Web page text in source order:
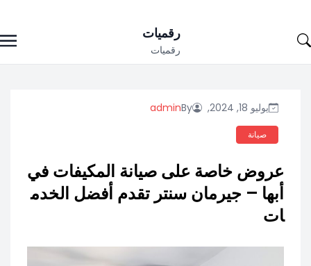
to
رقميات
رقميات
يوليو 18, 2024, By
admin
صيانة
عروض خاصة على صيانة المكيفات في
أبها – جيرمان سنتر تقدم أفضل الخدم
ات